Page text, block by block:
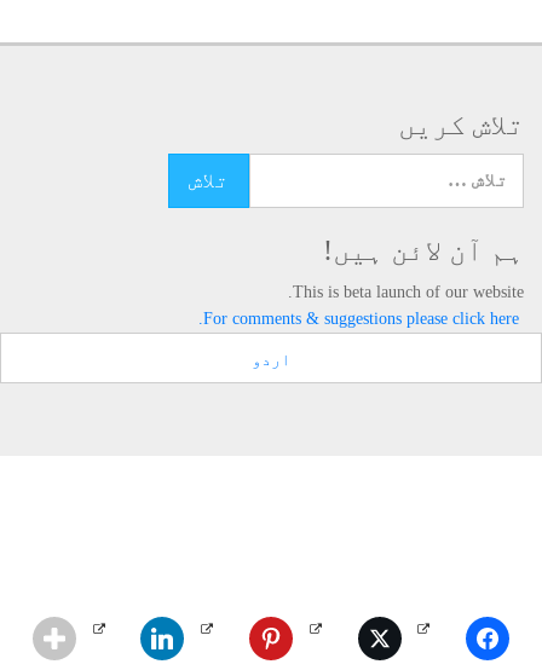
تلاش کریں
ہم آن لائن ہیں!
This is beta launch of our website.
For comments & suggestions please click here.
اردو